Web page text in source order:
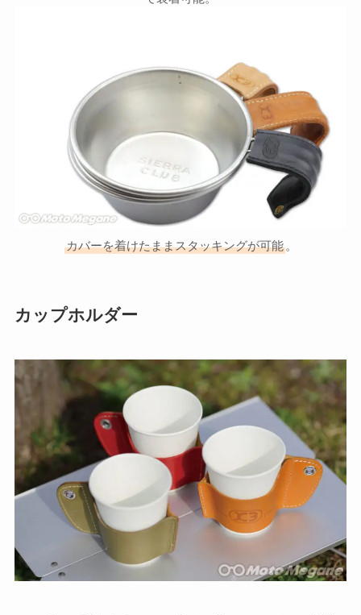
カバーを着けたままスタッキングが可能。
カップホルダー